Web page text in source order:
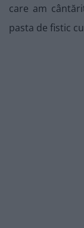
care am
pasta de fistic